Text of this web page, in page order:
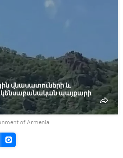
վնասատուների և
կենսաբանական պայքարի
of Armenia